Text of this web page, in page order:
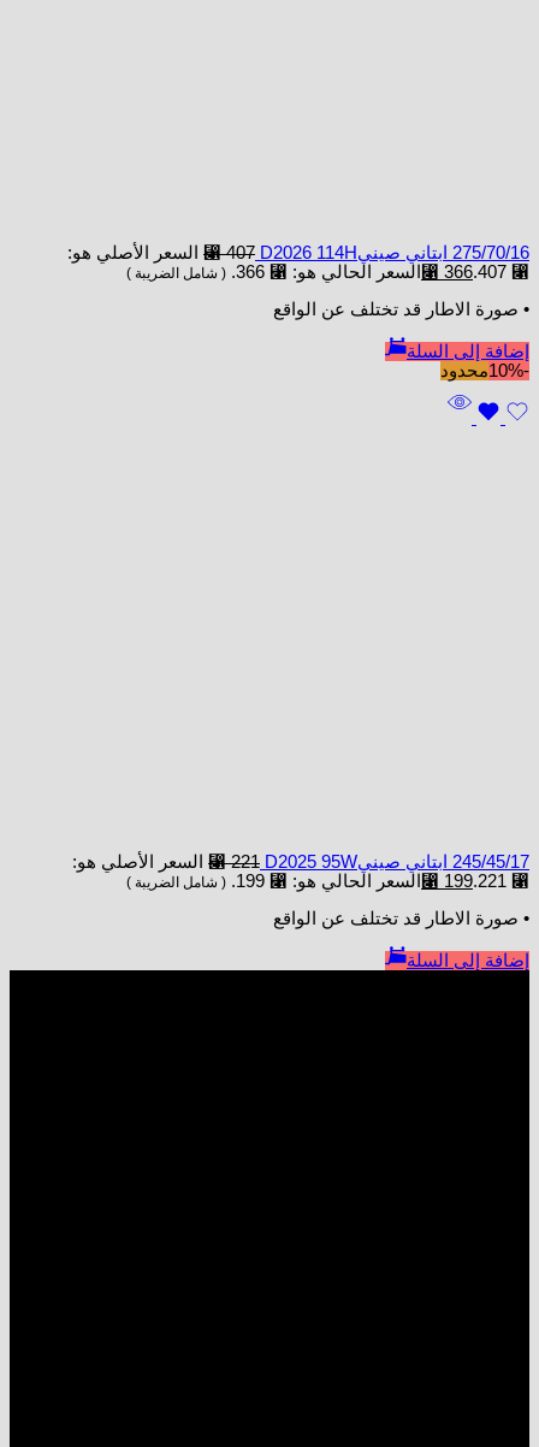
275/70/16 ابتاني صينيD2026 114H ⃁407
السعر الأصلي هو:
⃁ 407.
⃁ 366 السعر الحالي هو: ⃁ 366. ( شامل الضريبة )
• صورة الاطار قد تختلف عن الواقع
إضافة إلى السلة
-10%
محدود
245/45/17 ابتاني صينيD2025 95W ⃁221
السعر الأصلي هو:
⃁ 221.
⃁ 199 السعر الحالي هو: ⃁ 199. ( شامل الضريبة )
• صورة الاطار قد تختلف عن الواقع
إضافة إلى السلة